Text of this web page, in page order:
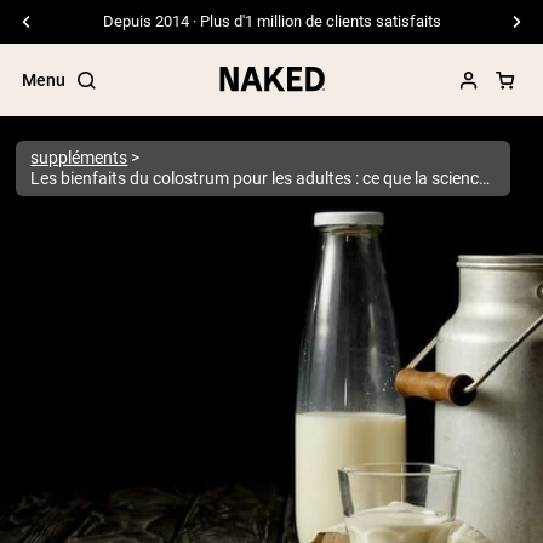
Livraison gratuite pour les commandes de 99 $ et plus
Menu
Protéine de Whey en Poudre
Peptides de collagène
suppléments
Les bienfaits du colostrum pour les adultes : ce que la science dit vraiment